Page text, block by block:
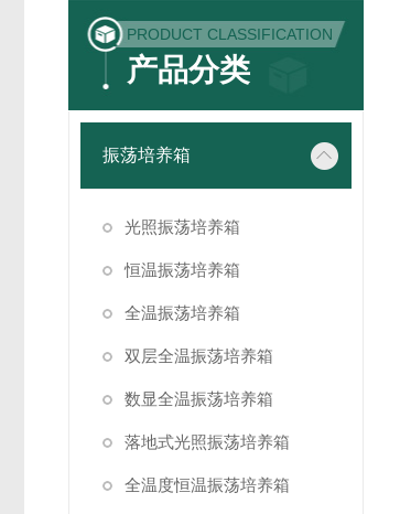
PRODUCT CLASSIFICATION
产品分类
振荡培养箱
光照振荡培养箱
恒温振荡培养箱
全温振荡培养箱
双层全温振荡培养箱
数显全温振荡培养箱
落地式光照振荡培养箱
全温度恒温振荡培养箱